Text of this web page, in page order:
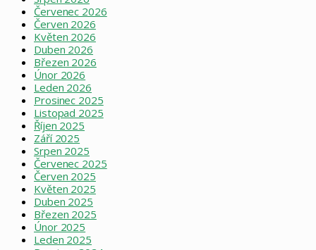
Červenec 2026
Červen 2026
Květen 2026
Duben 2026
Březen 2026
Únor 2026
Leden 2026
Prosinec 2025
Listopad 2025
Říjen 2025
Září 2025
Srpen 2025
Červenec 2025
Červen 2025
Květen 2025
Duben 2025
Březen 2025
Únor 2025
Leden 2025